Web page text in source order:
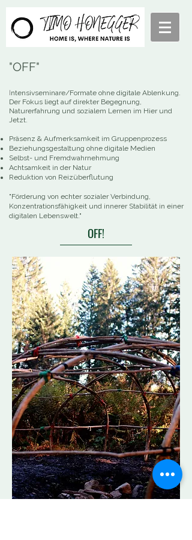
"OFF"
Intensivseminare/Formate ohne digitale Ablenkung.
Der Fokus liegt auf direkter Begegnung,
Naturerfahrung und sozialem Lernen im Hier und
Jetzt.
Präsenz & Aufmerksamkeit im Gruppenprozess
Beziehungsgestaltung ohne digitale Medien
Selbst- und Fremdwahrnehmung
Achtsamkeit in der Natur
Reduktion von Reizüberflutung
"Förderung von echter sozialer Verbindung,
Konzentrationsfähigkeit und innerer Stabilität in einer
digitalen Lebenswelt."
OFF!